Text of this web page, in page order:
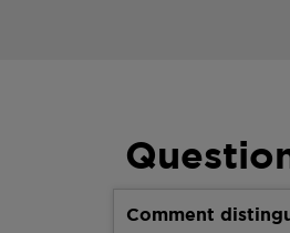
Comment